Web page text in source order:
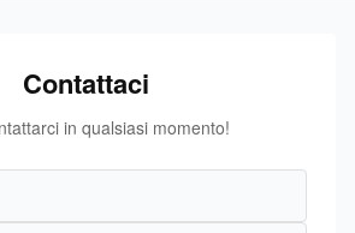
Contattaci
in qualsiasi momento!